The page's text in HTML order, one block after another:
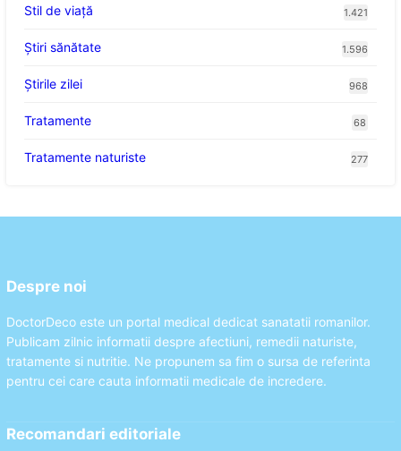
Stil de viaţă 1.421
Ştiri sănătate 1.596
Știrile zilei 968
Tratamente 68
Tratamente naturiste 277
Despre noi
DoctorDeco este un portal medical dedicat sanatatii romanilor.
Publicam zilnic informatii despre afectiuni, remedii naturiste,
tratamente si nutritie. Ne propunem sa fim o sursa de referinta
pentru cei care cauta informatii medicale de incredere.
Recomandari editoriale